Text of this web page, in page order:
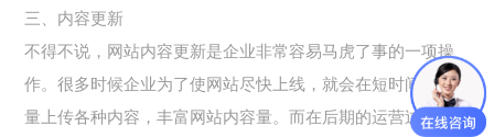
三、内容更新
不得不说，网站内容更新是企业非常容易马虎了事的一项操
作。很多时候企业为了使网站尽快上线，就会在短时间内大
量上传各种内容，丰富网站内容量。而在后期的运营过程